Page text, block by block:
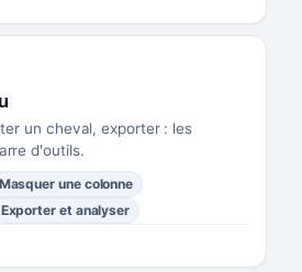
un cheval, exporter : les
d'outils.
Masquer une colonne
Exporter et analyser